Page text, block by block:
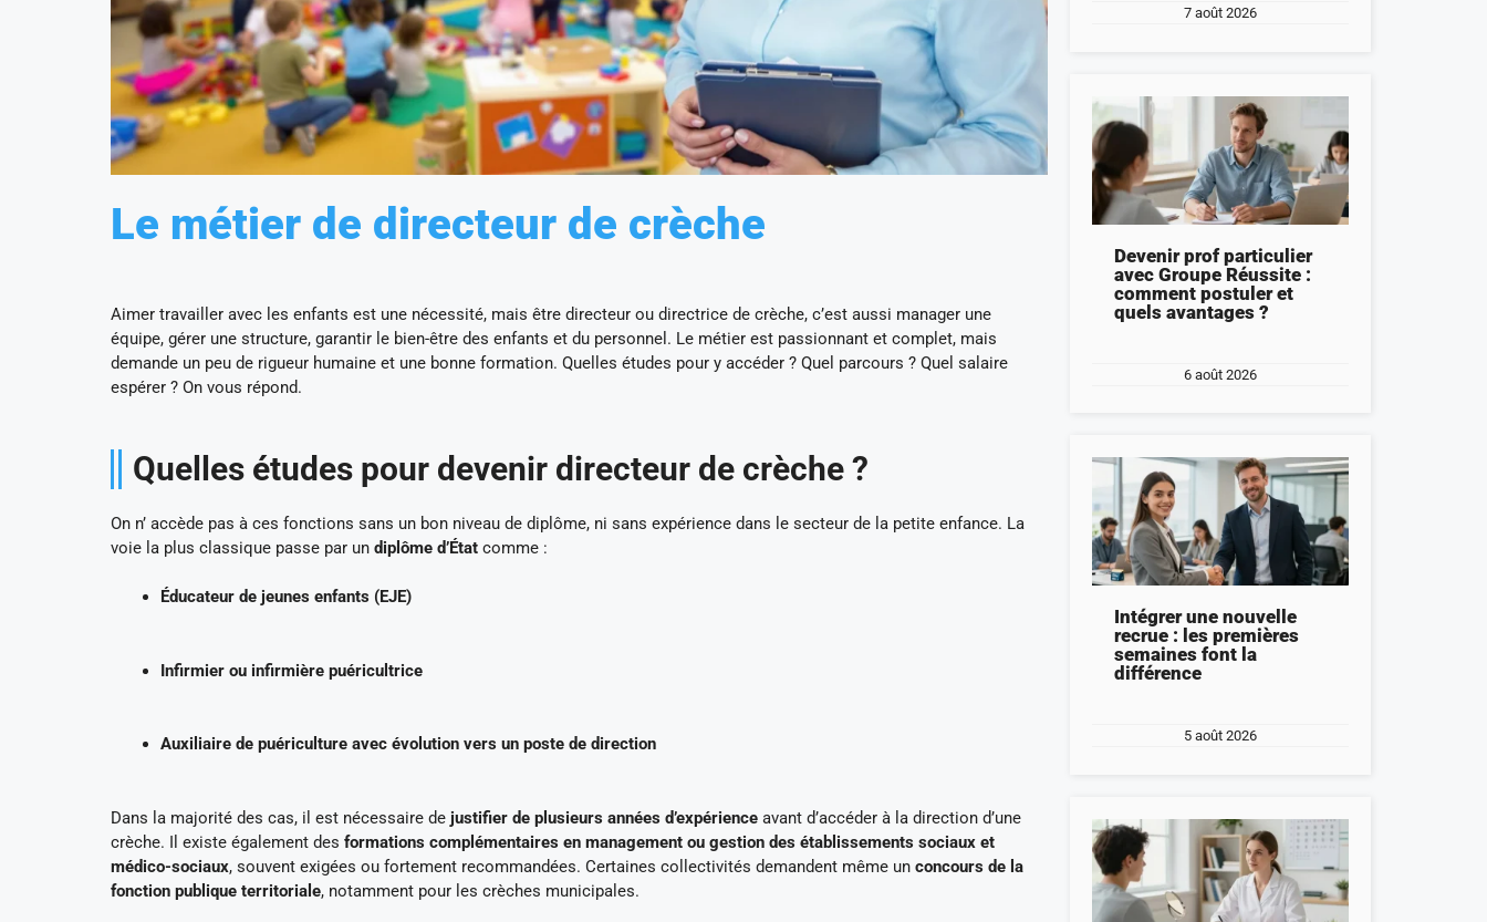
Le métier de directeur de crèche
Aimer travailler avec les enfants est une nécessité, mais être directeur ou directrice de crèche, c’est aussi manager une
équipe, gérer une structure, garantir le bien-être des enfants et du personnel. Le métier est passionnant et complet, mais
demande un peu de rigueur humaine et une bonne formation. Quelles études pour y accéder ? Quel parcours ? Quel salaire
espérer ? On vous répond.
Quelles études pour devenir directeur de crèche ?
On n’ accède pas à ces fonctions sans un bon niveau de diplôme, ni sans expérience dans le secteur de la petite enfance. La
voie la plus classique passe par un diplôme d’État comme :
Éducateur de jeunes enfants (EJE)
Infirmier ou infirmière puéricultrice
Auxiliaire de puériculture avec évolution vers un poste de direction
Dans la majorité des cas, il est nécessaire de justifier de plusieurs années d’expérience avant d’accéder à la direction d’une
crèche. Il existe également des formations complémentaires en management ou gestion des établissements sociaux et
médico-sociaux, souvent exigées ou fortement recommandées. Certaines collectivités demandent même un concours de la
fonction publique territoriale, notamment pour les crèches municipales.
7 août 2026
Devenir prof particulier
avec Groupe Réussite :
comment postuler et
quels avantages ?
6 août 2026
Intégrer une nouvelle
recrue : les premières
semaines font la
différence
5 août 2026